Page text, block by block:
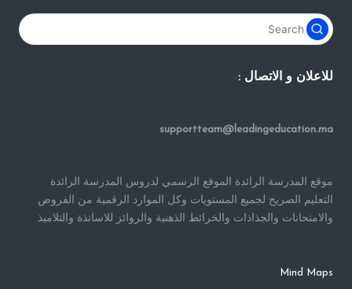
للاعلان و الاتصال :
supportteam@leadingeducation.ma
موقع المدرسة الرائدة الموقع الرسمي لدروس المدرسة الرائدة
التعليم الصريح لجميع المستويات وكل الموارد الرقمية من الفروض
والامتحانات والجذاذات والخرائط الذهنية والروائز للاساتذة والتلاميذ
Mind Maps